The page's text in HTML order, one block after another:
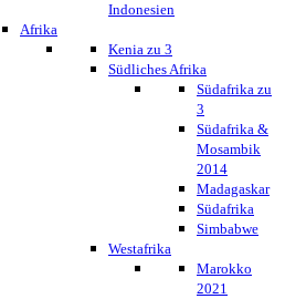
Indonesien
Afrika
Kenia zu 3
Südliches Afrika
Südafrika zu
3
Südafrika &
Mosambik
2014
Madagaskar
Südafrika
Simbabwe
Westafrika
Marokko
2021